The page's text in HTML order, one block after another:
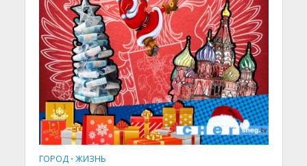
ГОРОД • ЖИЗНЬ